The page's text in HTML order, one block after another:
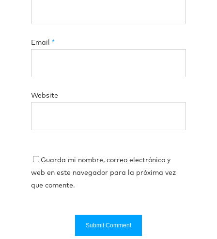
Email *
Website
Guarda mi nombre, correo electrónico y
web en este navegador para la próxima vez
que comente.